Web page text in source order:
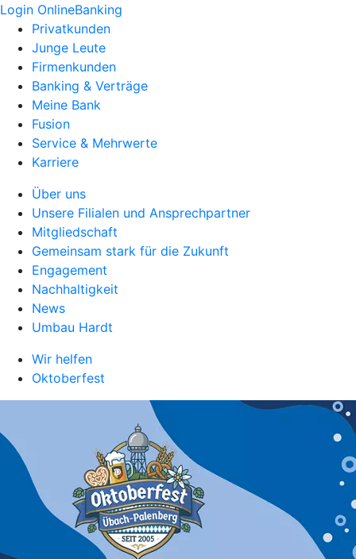
Login OnlineBanking
Privatkunden
Junge Leute
Firmenkunden
Banking & Verträge
Meine Bank
Fusion
Service & Mehrwerte
Karriere
Über uns
Unsere Filialen und Ansprechpartner
Mitgliedschaft
Gemeinsam stark für die Zukunft
Engagement
Nachhaltigkeit
News
Umbau Hardt
Wir helfen
Oktoberfest